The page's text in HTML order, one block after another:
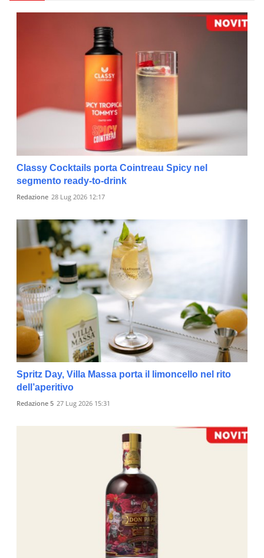
Classy Cocktails porta Cointreau Spicy nel
segmento ready-to-drink
Redazione 28 Lug 2026 12:17
Spritz Day, Villa Massa porta il limoncello nel rito
dell’aperitivo
Redazione 5 27 Lug 2026 15:31